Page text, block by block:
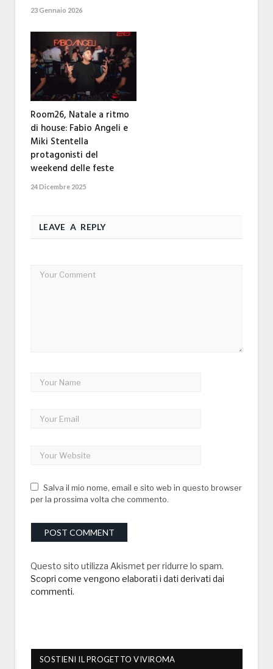
23 Gennaio 2026
Room26, Natale a ritmo
di house: Fabio Angeli e
Miki Stentella
protagonisti del
weekend delle feste
24 Dicembre 2025
LEAVE A REPLY
Salva il mio nome, email e sito web in questo browser
per la prossima volta che commento.
Questo sito utilizza Akismet per ridurre lo spam.
Scopri come vengono elaborati i dati derivati dai
commenti.
SOSTIENI IL PROGETTO VIVIROMA